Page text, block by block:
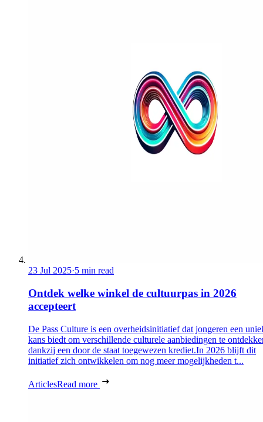
23 Jul 2025·5 min read
Ontdek welke winkel de cultuurpas in 2026
accepteert
De Pass Culture is een overheidsinitiatief dat jongeren een
kans biedt om verschillende culturele aanbiedingen te
dankzij een door de staat toegewezen krediet.In 2026 blijft dit
initiatief zich ontwikkelen om nog meer mogelijkheden t...
ArticlesRead more